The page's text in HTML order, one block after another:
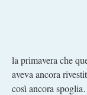
la primavera che
aveva ancora
così ancora